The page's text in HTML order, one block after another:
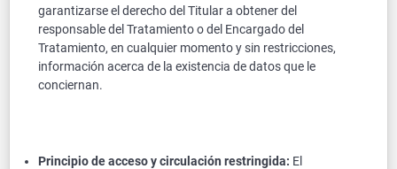
garantizarse el derecho del Titular a obtener del
responsable del Tratamiento o del Encargado del
Tratamiento, en cualquier momento y sin restricciones,
información acerca de la existencia de datos que le
conciernan.
Principio de acceso y circulación restringida: El